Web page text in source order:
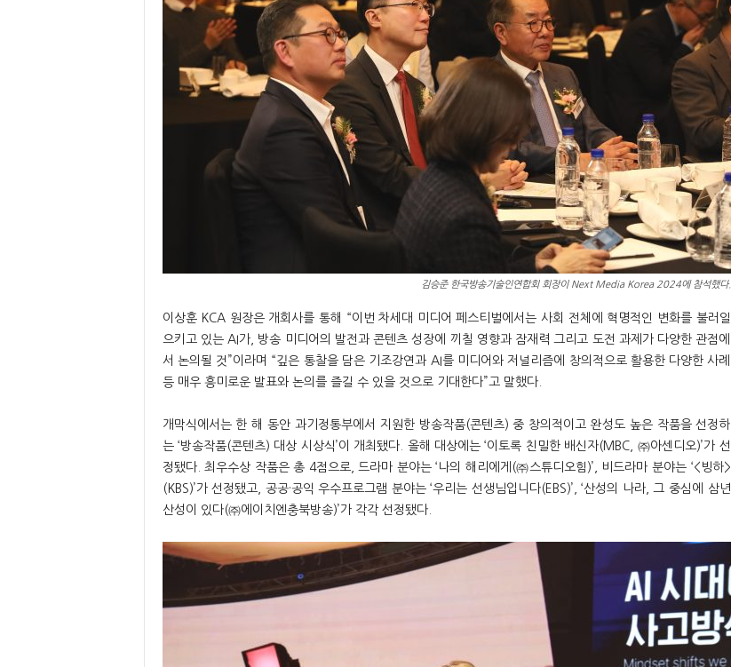
김승준 한국방송기술인연합회 회장이 Next Media Korea 2024에 참석했다.
이상훈 KCA 원장은 개회사를 통해 “이번 차세대 미디어 페스티벌에서는 사회 전체에 혁명적인 변화를 불러일
으키고 있는 AI가, 방송 미디어의 발전과 콘텐츠 성장에 끼칠 영향과 잠재력 그리고 도전 과제가 다양한 관점에
서 논의될 것”이라며 “깊은 통찰을 담은 기조강연과 AI를 미디어와 저널리즘에 창의적으로 활용한 다양한 사례
등 매우 흥미로운 발표와 논의를 즐길 수 있을 것으로 기대한다”고 말했다.
개막식에서는 한 해 동안 과기정통부에서 지원한 방송작품(콘텐츠) 중 창의적이고 완성도 높은 작품을 선정하
는 ‘방송작품(콘텐츠) 대상 시상식’이 개최됐다. 올해 대상에는 ‘이토록 친밀한 배신자(MBC, ㈜아센디오)’가 선
정됐다. 최우수상 작품은 총 4점으로, 드라마 분야는 ‘나의 해리에게(㈜스튜디오힘)’, 비드라마 분야는 ‘<빙하>
(KBS)’가 선정됐고, 공공·공익 우수프로그램 분야는 ‘우리는 선생님입니다(EBS)’, ‘산성의 나라, 그 중심에 삼년
산성이 있다(㈜에이치엔충북방송)’가 각각 선정됐다.